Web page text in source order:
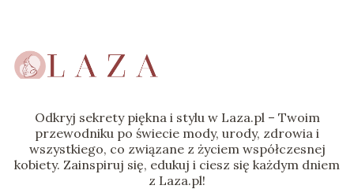
Odkryj sekrety piękna i stylu w Laza.pl – Twoim
przewodniku po świecie mody, urody, zdrowia i
wszystkiego, co związane z życiem współczesnej
kobiety. Zainspiruj się, edukuj i ciesz się każdym dniem
z Laza.pl!